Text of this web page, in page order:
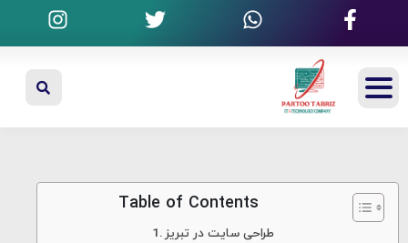
Table of Contents
طراحی سایت در تبریز